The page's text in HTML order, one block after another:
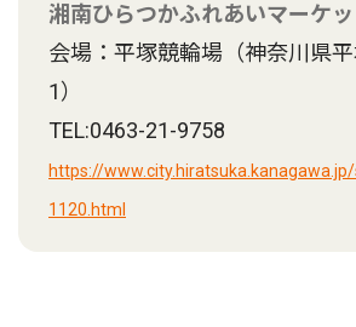
湘南ひらつかふれあいマーケッ
会場：平塚競輪場（神奈川県
1）
TEL:0463-21-9758
https://
1120.html